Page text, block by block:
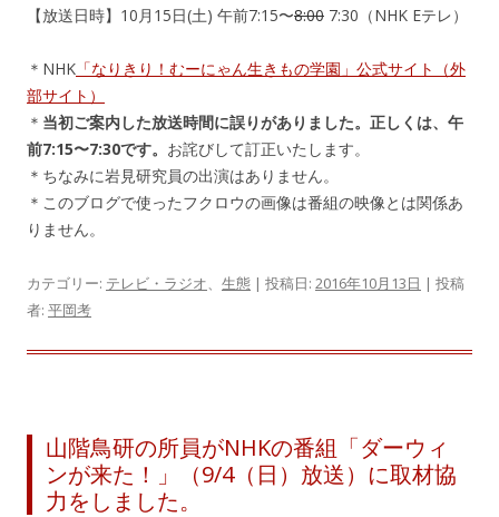
【放送日時】10月15日(土) 午前7:15〜8:00 7:30（NHK Eテレ）
＊NHK 「なりきり！むーにゃん生きもの学園」公式サイト（外
部サイト）
＊ 当初ご案内した放送時間に誤りがありました。正しくは、午
前7:15〜7:30です。 お詫びして訂正いたします。
＊ちなみに岩見研究員の出演はありません。
＊このブログで使ったフクロウの画像は番組の映像とは関係あ
りません。
カテゴリー: テレビ・ラジオ、 生態 | 投稿日: 2016年10月13日 | 投稿
者: 平岡考
山階鳥研の所員がNHKの番組「ダーウィ
ンが来た！」（9/4（日）放送）に取材協
力をしました。